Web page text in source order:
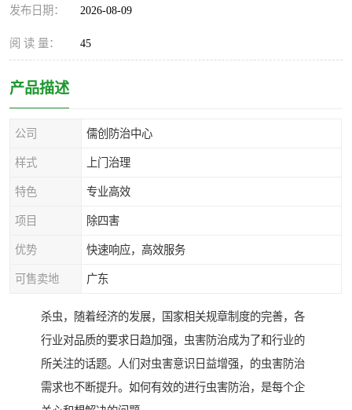
发布日期： 2026-08-09
阅 读 量： 45
产品描述
公司 儒创防治中心
样式 上门治理
特色 专业高效
项目 除四害
优势 快速响应，高效服务
可售卖地 广东
杀虫，随着经济的发展，国家相关规章制度的完善，各
行业对品质的要求日趋加强，虫害防治成为了和行业的
所关注的话题。人们对虫害意识日益增强，的虫害防治
需求也不断提升。如何有效的进行虫害防治，是每个企